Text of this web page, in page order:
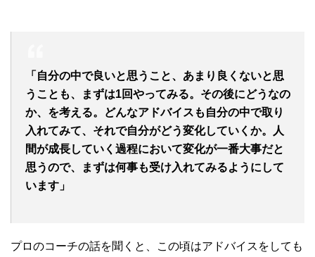
「自分の中で良いと思うこと、あまり良くないと思
うことも、まずは1回やってみる。その後にどうなの
か、を考える。どんなアドバイスも自分の中で取り
入れてみて、それで自分がどう変化していくか。人
間が成長していく過程において変化が一番大事だと
思うので、まずは何事も受け入れてみるようにして
います」
プロのコーチの話を聞くと、この頃はアドバイスをしても